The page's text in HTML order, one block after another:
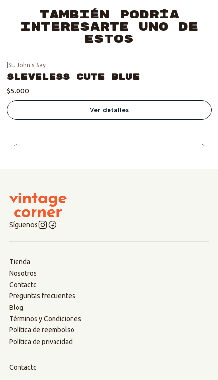
También podría
interesarte uno de
estos
St. John's Bay
Sleveless Cute Blue
$5.000
Ver detalles
Síguenos
Tienda
Nosotros
Contacto
Preguntas frecuentes
Blog
Términos y Condiciones
Política de reembolso
Política de privacidad
Contacto